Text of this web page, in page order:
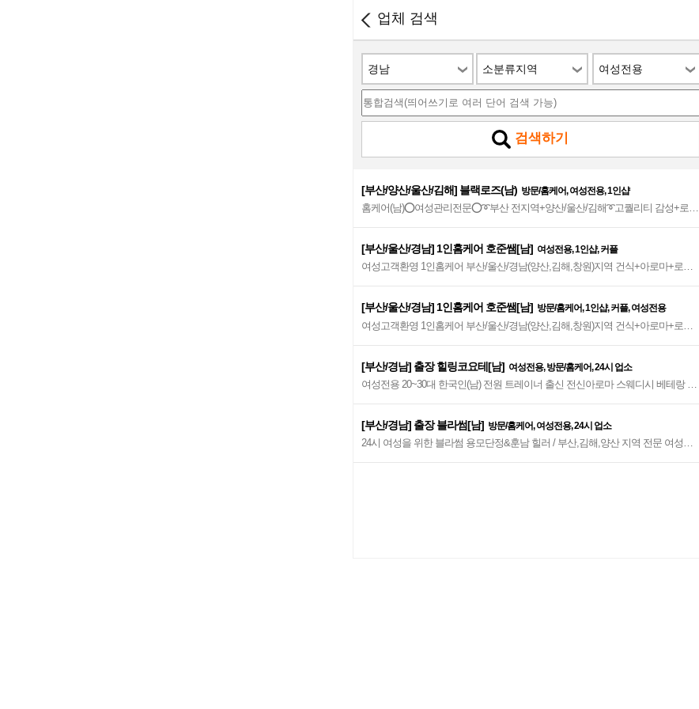
업체 검색
경남 소분류지역 여성전용
검색하기
[부산/양산/울산/김해] 블랙로즈(남) 방문/홈케어, 여성전용, 1인샵
홈케어(남)⭕여성관리전문⭕➰부산 전지역+양산/울산/김해➰고퀄리티 감성+로미
[부산/울산/경남] 1인홈케어 호준쌤[남] 여성전용, 1인샵, 커플
여성고객환영 1인홈케어 부산/울산/경남(양산,김해,창원)지역 건식+아로마+로미
[부산/울산/경남] 1인홈케어 호준쌤[남] 방문/홈케어, 1인샵, 커플, 여성전용
여성고객환영 1인홈케어 부산/울산/경남(양산,김해,창원)지역 건식+아로마+로미
[부산/경남] 출장 힐링코요테[남] 여성전용, 방문/홈케어, 24시 업소
여성전용 20~30대 한국인(남) 전원 트레이너 출신 전신아로마 스웨디시 베테랑 프
[부산/경남] 출장 블라썸[남] 방문/홈케어, 여성전용, 24시 업소
24시 여성을 위한 블라썸 용모단정&훈남 힐러 / 부산,김해,양산 지역 전문 여성전